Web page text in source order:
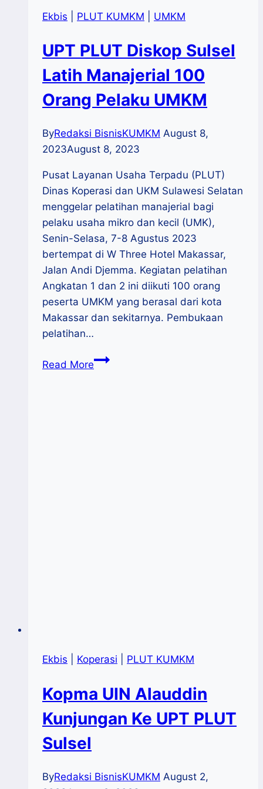
Ekbis PLUT KUMKM UMKM
UPT PLUT Diskop Sulsel
Latih Manajerial 100
Orang Pelaku UMKM
ByRedaksi BisnisKUMKM August 8,
2023August 8, 2023
Pusat Layanan Usaha Terpadu (PLUT)
Dinas Koperasi dan UKM Sulawesi Selatan
menggelar pelatihan manajerial bagi
pelaku usaha mikro dan kecil (UMK),
Senin-Selasa, 7-8 Agustus 2023
bertempat di W Three Hotel Makassar,
Jalan Andi Djemma. Kegiatan pelatihan
Angkatan 1 dan 2 ini diikuti 100 orang
peserta UMKM yang berasal dari kota
Makassar dan sekitarnya. Pembukaan
pelatihan…
Read MoreUPT
Ekbis Koperasi PLUT KUMKM
Kopma UIN Alauddin
Kunjungan Ke UPT PLUT
Sulsel
ByRedaksi BisnisKUMKM August 2,